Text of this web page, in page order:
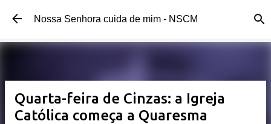
Pular para o conteúdo principal
Nossa Senhora cuida de mim - NSCM
Quarta-feira de Cinzas: a Igreja
Católica começa a Quaresma